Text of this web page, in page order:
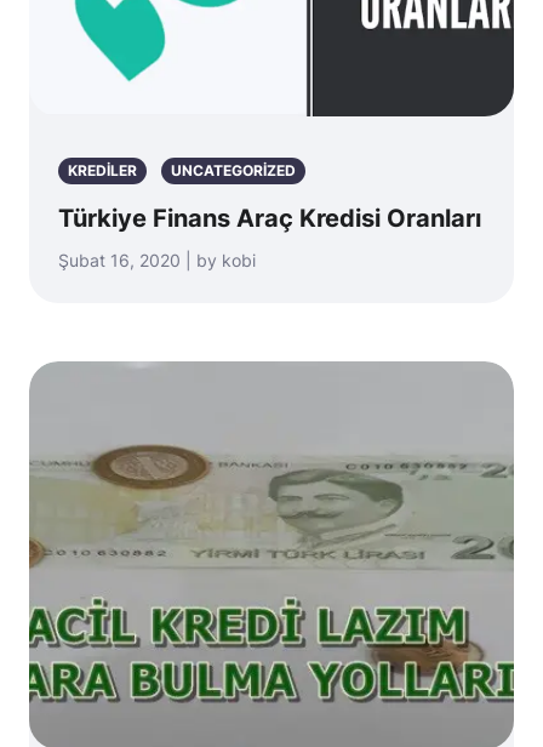
KREDILER UNCATEGORIZED
Türkiye Finans Araç Kredisi Oranları
Şubat 16, 2020 | by kobi